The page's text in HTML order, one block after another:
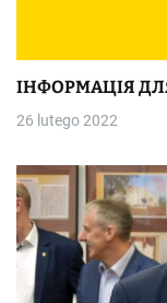
ІНФОРМАЦІЯ
26 lutego 2022